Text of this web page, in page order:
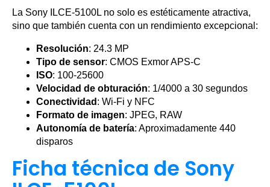
La Sony ILCE-5100L no solo es estéticamente atractiva,
sino que también cuenta con un rendimiento excepcional:
Resolución: 24.3 MP
Tipo de sensor: CMOS Exmor APS-C
ISO: 100-25600
Velocidad de obturación: 1/4000 a 30 segundos
Conectividad : Wi-Fi y NFC
Formato de imagen: JPEG, RAW
Autonomía de batería: Aproximadamente 440
disparos
Ficha técnica de Sony